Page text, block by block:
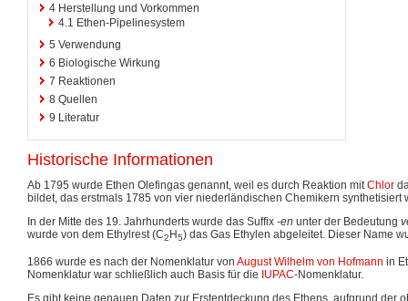
4 Herstellung und Vorkommen
4.1 Ethen-Pipelinesystem
5 Verwendung
6 Biologische Wirkung
7 Reaktionen
8 Quellen
9 Literatur
Historische Informationen
Ab 1795 wurde Ethen Olefingas genannt, weil es durch Reaktion mitChlor
bildet, das erstmals 1785 von vier niederländischen Chemikern synthetisiert
In der Mitte des 19. Jahrhunderts wurde das Suffix -en unter der Bedeutung
wurde von dem Ethylrest (C2 H5) das Gas Ethylen abgeleitet. Dieser Name
1866 wurde es nach der Nomenklatur von August Wilhelm von Hofmann in
Nomenklatur war schließlich auch Basis für die IUPAC-Nomenklatur.